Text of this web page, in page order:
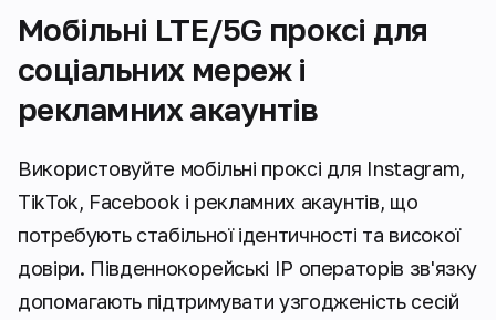
Мобільні LTE/5G проксі для
соціальних мереж і
рекламних акаунтів
Використовуйте мобільні проксі для Instagram,
TikTok, Facebook і рекламних акаунтів, що
потребують стабільної ідентичності та високої
довіри. Південнокорейські IP операторів зв'язку
допомагають підтримувати узгодженість сесій